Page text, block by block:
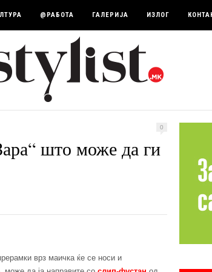
@РАБОТА ГАЛЕРИЈА ИЗЛОГ
0
што може да ги
врз маичка ќе се носи и